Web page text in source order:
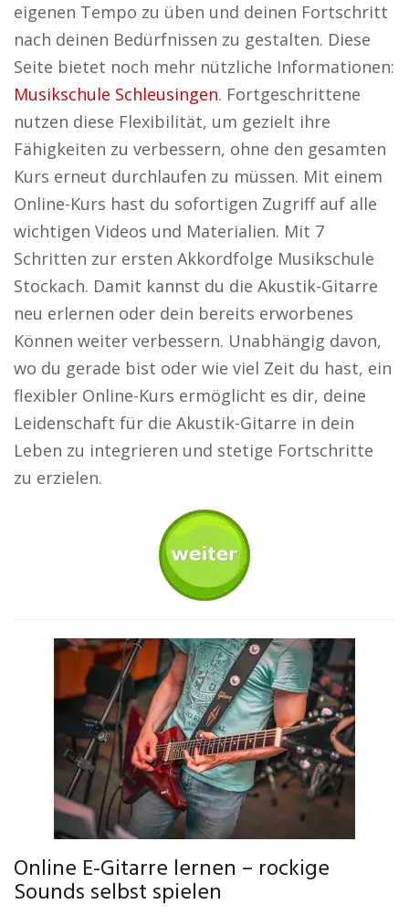
eigenen Tempo zu üben und deinen Fortschritt
nach deinen Bedürfnissen zu gestalten. Diese
Seite bietet noch mehr nützliche Informationen:
Musikschule Schleusingen. Fortgeschrittene
nutzen diese Flexibilität, um gezielt ihre
Fähigkeiten zu verbessern, ohne den gesamten
Kurs erneut durchlaufen zu müssen. Mit einem
Online-Kurs hast du sofortigen Zugriff auf alle
wichtigen Videos und Materialien. Mit 7
Schritten zur ersten Akkordfolge Musikschule
Stockach. Damit kannst du die Akustik-Gitarre
neu erlernen oder dein bereits erworbenes
Können weiter verbessern. Unabhängig davon,
wo du gerade bist oder wie viel Zeit du hast, ein
flexibler Online-Kurs ermöglicht es dir, deine
Leidenschaft für die Akustik-Gitarre in dein
Leben zu integrieren und stetige Fortschritte
zu erzielen.
Online E-Gitarre lernen – rockige
Sounds selbst spielen